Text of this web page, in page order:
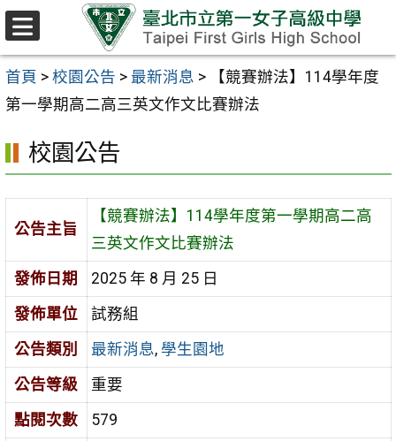
跳至主要內容區
首頁 > 校園公告 > 最新消息 >
【競賽辦法】114學年度
第一學期高二高三英文作文比賽辦法
校園公告
公告主旨
【競賽辦法】114學年度第一學期高二高
三英文作文比賽辦法
發佈日期
2025 年 8 月 25 日
發佈單位
試務組
公告類別
最新消息, 學生園地
公告等級
重要
點閱次數
579
選
單